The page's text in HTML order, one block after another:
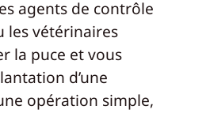
agents de contrôle
les vétérinaires
la puce et vous
d’une
opération simple,